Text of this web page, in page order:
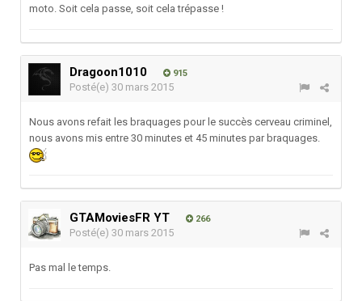
moto. Soit cela passe, soit cela trépasse !
Dragoon1010 915
Posté(e) 30 mars 2015
Nous avons refait les braquages pour le succès cerveau criminel,
nous avons mis entre 30 minutes et 45 minutes par braquages.
GTAMoviesFR YT 266
Posté(e) 30 mars 2015
Pas mal le temps.